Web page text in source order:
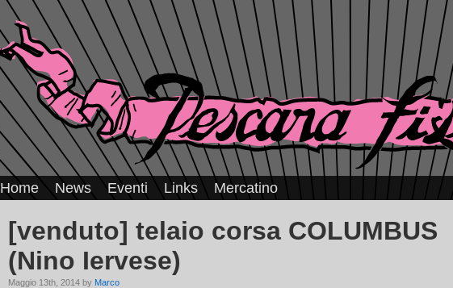
Home News Eventi Links Mercatino
[venduto] telaio corsa COLUMBUS
(Nino Iervese)
Maggio 13th, 2014 by Marco